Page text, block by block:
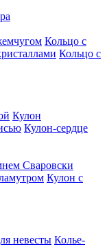
Кольцо с
Кольцо с
Кулон
Кулон-сердце
Сваровски
Кулон с
невесты Колье-